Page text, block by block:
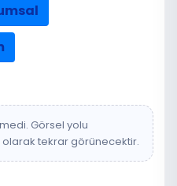
Görsel yolu
tekrar görünecektir.